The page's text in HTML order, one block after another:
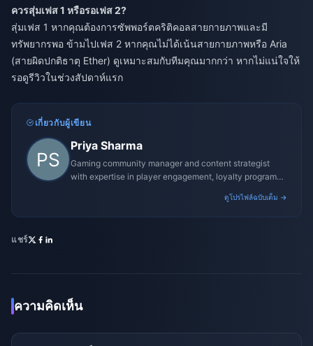
ควรสุ่มเฟส 1 หรือรอเฟส 2?
สุ่มเฟส 1 หากคุณต้องการซัพพอร์ตคริติคอลสายกายภาพและมี
ทรัพยากรพอ ข้ามไปเฟส 2 หากคุณไม่ได้เน้นสายกายภาพหรือ Aria
(สายผิดปกติธาตุ Ether) ดูเหมาะสมกับทีมคุณมากกว่า หากไม่แน่ใจให้
รอดูรีวิวในช่วงสัปดาห์แรก
เกี่ยวกับผู้เขียน
Priya Sharma
Gaming community manager and content strategist
with expertise in player engagement, loyalty programs,
ดูโปรไฟล์ฉบับเต็ม →
แชร์
ความคิดเห็น